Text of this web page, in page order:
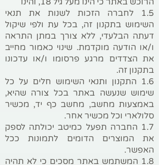
1.5 לחברה הזכות לשנות את תנאי
השימוש בתקנון זה, בכל עת ולפי שיקול
דעתה הבלעדי, ללא צורך במתן התראה
ו/או הודעה מוקדמת. שינוי כאמור מחייב
את הצדדים מרגע פרסומו ו/או עדכונו
בתקנון זה.
1.6 התקנון ותנאי השימוש חלים על כל
שימוש שנעשה באתר בכל צורה שהיא,
באמצעות מחשב, מחשב כף יד, מכשיר
סלולארי וכל מכשיר אחר.
1.7 החברה תפעל כמיטב יכולתה לספק
את המוצרים הדומים לתמונות ככל
האפשר.
1.8 המשתמש באתר מסכים כי לא תהיה